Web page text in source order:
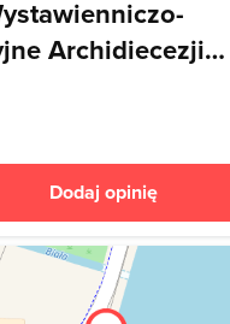
Archidiecezji
Dodaj opinię